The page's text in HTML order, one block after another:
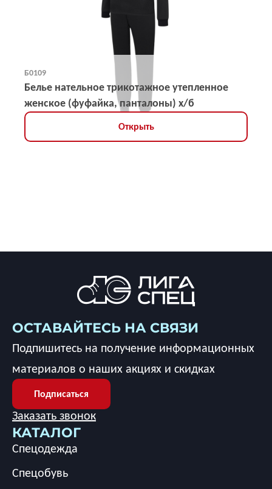
Б0109
Белье нательное трикотажное утепленное
женское (фуфайка, панталоны) х/б
Открыть
КАТАЛОГ
Спецодежда
Спецобувь
ОСТАВАЙТЕСЬ НА СВЯЗИ
Подпишитесь на получение информационных
материалов о наших акциях и скидках
Подписаться
Заказать звонок